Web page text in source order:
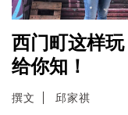
西门町这样
给你知！
撰文 邱家祺